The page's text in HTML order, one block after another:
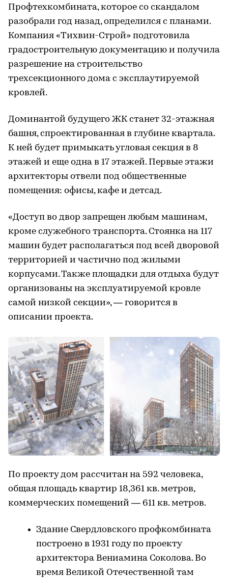
Профтехкомбината, которое со скандалом
разобрали год назад, определился с планами.
Компания «Тихвин-Строй» подготовила
градостроительную документацию и получила
разрешение на строительство
трехсекционного дома с эксплаутируемой
кровлей.
Доминантой будущего ЖК станет 32-этажная
башня, спроектированная в глубине квартала.
К ней будет примыкать угловая секция в 8
этажей и еще одна в 17 этажей. Первые этажи
архитекторы отвели под общественные
помещения: офисы, кафе и детсад.
«Доступ во двор запрещен любым машинам,
кроме служебного транспорта. Стоянка на 117
машин будет располагаться под всей дворовой
территорией и частично под жилыми
корпусами. Также площадки для отдыха будут
организованы на эксплуатируемой кровле
самой низкой секции», — говорится в
описании проекта.
По проекту дом рассчитан на 592 человека,
общая площадь квартир 18,361 кв. метров,
коммерческих помещений — 611 кв. метров.
Здание Свердловского профкомбината
построено в 1931 году по проекту
архитектора Вениамина Соколова. Во
время Великой Отечественной там